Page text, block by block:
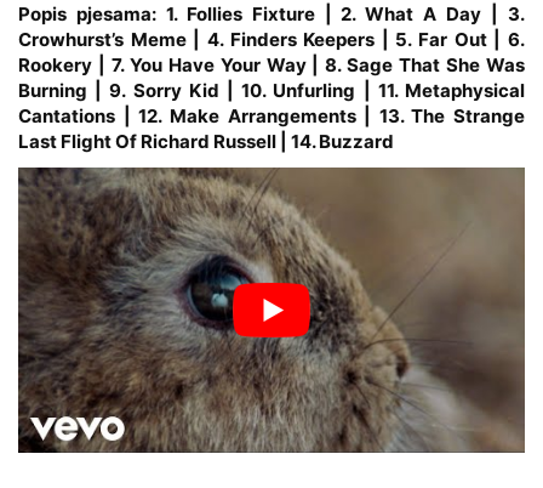
Popis pjesama: 1. Follies Fixture | 2. What A Day | 3.
Crowhurst’s Meme | 4. Finders Keepers | 5. Far Out |6.
Rookery | 7. You Have Your Way |8. Sage That She Was
Burning |9. Sorry Kid |10. Unfurling | 11. Metaphysical
Cantations |12. Make Arrangements | 13. The Strange
Last Flight Of Richard Russell | 14. Buzzard